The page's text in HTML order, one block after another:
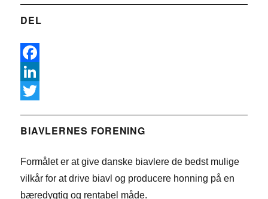
DEL
F
a
e
o
L
n
e
w
t
BIAVLERNES FORENING
Formålet er at give danske biavlere de bedst mulige
vilkår for at drive biavl og producere honning på en
bæredygtig og rentabel måde.